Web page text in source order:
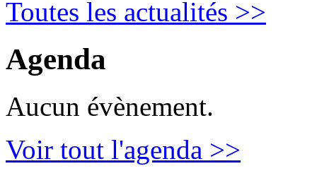
Toutes les actualités >>
Agenda
Aucun évènement.
Voir tout l'agenda >>